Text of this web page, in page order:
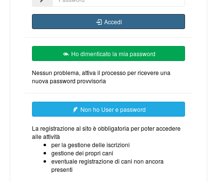
Accedi
Ho dimenticato la mia password
Nessun problema, attiva il processo per ricevere una
nuova password provvisoria
Non ho User e password
La registrazione al sito è obbligatoria per poter accedere
alle attività
per la gestione delle iscrizioni
gestione dei propri cani
eventuale registrazione di cani non ancora
presenti